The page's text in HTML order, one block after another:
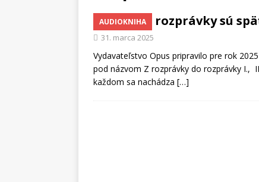
[ 1. augusta 2026 ] Festival
AUDIOKNIHA
Kultové rozprávky sú
31. marca 2025
Vydavateľstvo Opus pripravilo pre rok
pod názvom Z rozprávky do rozprávky I.,
každom sa nachádza […]